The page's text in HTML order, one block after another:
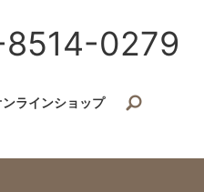
0279
ンラインショップ